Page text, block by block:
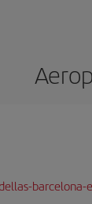
barcelona-